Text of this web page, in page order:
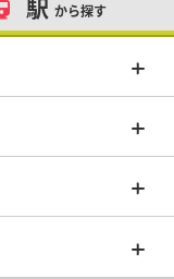
駅 から探す